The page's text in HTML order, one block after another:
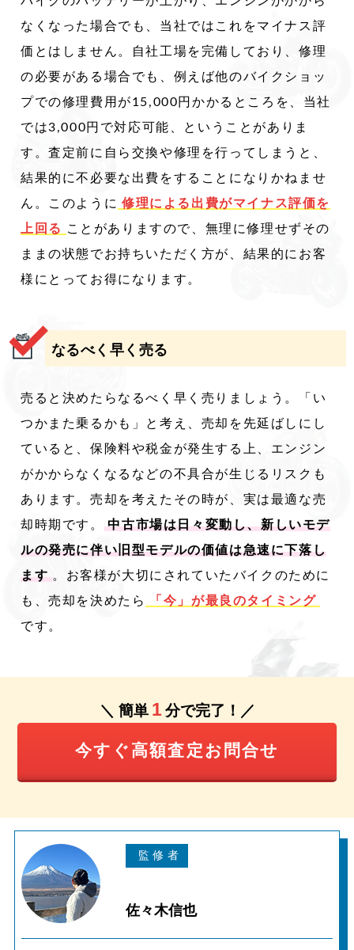
なくなった場合でも、当社ではこれをマイナス評
価とはしません。自社工場を完備しており、修理
の必要がある場合でも、例えば他のバイクショッ
プでの修理費用が15,000円かかるところを、当社
では3,000円で対応可能、ということがありま
す。査定前に自ら交換や修理を行ってしまうと、
結果的に不必要な出費をすることになりかねませ
ん。このように 修理による出費がマイナス評価を
上回る
ことがありますので、無理に修理せずその
ままの状態でお持ちいただく方が、結果的にお客
様にとってお得になります。
なるべく早く売る
売ると決めたらなるべく早く売りましょう。「い
つかまた乗るかも」と考え、売却を先延ばしにし
ていると、保険料や税金が発生する上、エンジン
がかからなくなるなどの不具合が生じるリスクも
あります。売却を考えたその時が、実は最適な売
却時期です。
中古市場は日々変動し、新しいモデ
ルの発売に伴い旧型モデルの価値は急速に下落し
ます 。お客様が大切にされていたバイクのために
も、売却を決めたら
「今」が最良のタイミング
です。
＼ 簡単 1 分で完了！／
今すぐ高額査定お問合せ
佐々木信也